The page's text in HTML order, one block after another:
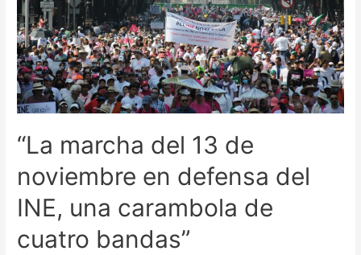
“La marcha del 13 de
noviembre en defensa del
INE, una carambola de
cuatro bandas”